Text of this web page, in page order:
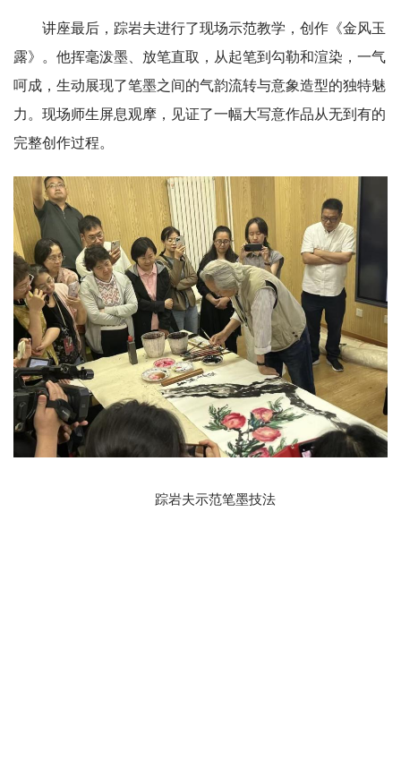
讲座最后，踪岩夫进行了现场示范教学，创作《金风玉
露》。他挥毫泼墨、放笔直取，从起笔到勾勒和渲染，一气
呵成，生动展现了笔墨之间的气韵流转与意象造型的独特魅
力。现场师生屏息观摩，见证了一幅大写意作品从无到有的
完整创作过程。
踪岩夫示范笔墨技法